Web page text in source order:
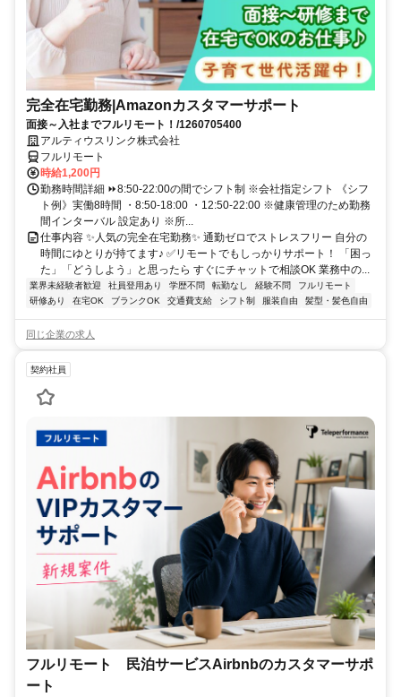
完全在宅勤務|Amazonカスタマーサポート
面接～入社までフルリモート！/1260705400
アルティウスリンク株式会社
フルリモート
時給1,200円
勤務時間詳細 ⏩8:50-22:00の間でシフト制 ※会社指定シフト 《シフ
ト例》実働8時間 ・8:50-18:00 ・12:50-22:00 ※健康管理のため勤務
間インターバル 設定あり ※所...
仕事内容 ✨人気の完全在宅勤務✨ 通勤ゼロでストレスフリー 自分の
時間にゆとりが持てます♪ ✅リモートでもしっかりサポート！ 「困っ
た」「どうしよう」と思ったら すぐにチャットで相談OK 業務中の...
業界未経験者歓迎 社員登用あり 学歴不問 転勤なし 経験不問
フルリモート
研修あり
在宅OK ブランクOK 交通費支給 シフト制 服装自由 髪型・髪色自由
同じ企業の求人
契約社員
フルリモート 民泊サービスAirbnbのカスタマーサポ
ート